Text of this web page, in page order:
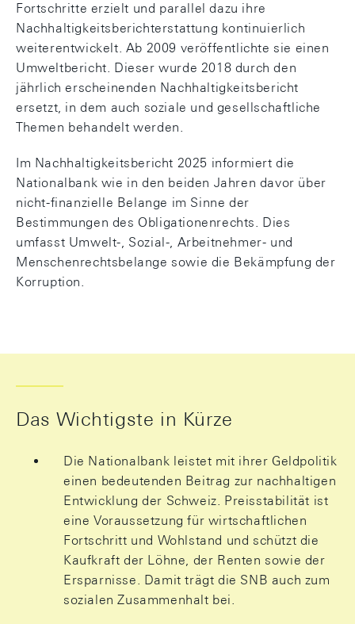
Fortschritte erzielt und parallel dazu ihre
Nachhaltigkeitsberichterstattung kontinuierlich
weiterentwickelt. Ab 2009 veröffentlichte sie einen
Umweltbericht. Dieser wurde 2018 durch den
jährlich erscheinenden Nachhaltigkeitsbericht
ersetzt, in dem auch soziale und gesellschaftliche
Themen behandelt werden.
Im Nachhaltigkeitsbericht 2025 informiert die
Nationalbank wie in den beiden Jahren davor über
nicht-finanzielle Belange im Sinne der
Bestimmungen des Obligationenrechts. Dies
umfasst Umwelt-, Sozial-, Arbeitnehmer- und
Menschenrechtsbelange sowie die Bekämpfung der
Korruption.
Das Wichtigste in Kürze
Die Nationalbank leistet mit ihrer Geldpolitik
einen bedeutenden Beitrag zur nachhaltigen
Entwicklung der Schweiz. Preisstabilität ist
eine Voraussetzung für wirtschaftlichen
Fortschritt und Wohlstand und schützt die
Kaufkraft der Löhne, der Renten sowie der
Ersparnisse. Damit trägt die SNB auch zum
sozialen Zusammenhalt bei.